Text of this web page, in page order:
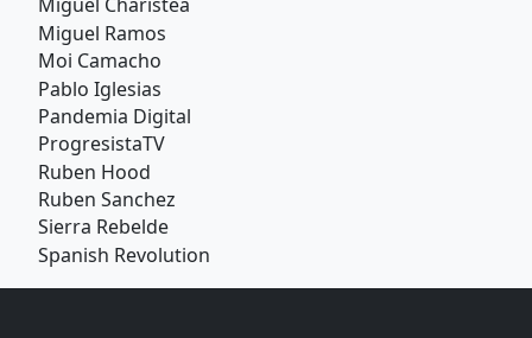
Miguel Charistea
Miguel Ramos
Moi Camacho
Pablo Iglesias
Pandemia Digital
ProgresistaTV
Ruben Hood
Ruben Sanchez
Sierra Rebelde
Spanish Revolution